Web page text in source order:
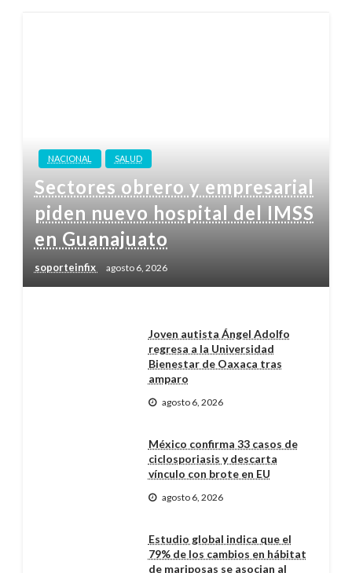
NACIONAL SALUD
Sectores obrero y empresarial
piden nuevo hospital del IMSS
en Guanajuato
soporteinfix agosto 6, 2026
Joven autista Ángel Adolfo
regresa a la Universidad
Bienestar de Oaxaca tras
amparo
agosto 6, 2026
México confirma 33 casos de
ciclosporiasis y descarta
vínculo con brote en EU
agosto 6, 2026
Estudio global indica que el
79% de los cambios en hábitat
de mariposas se asocian al